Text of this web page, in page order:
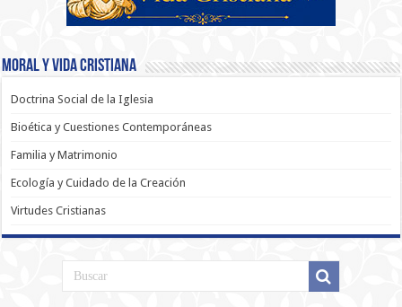
Moral y Vida Cristiana
Doctrina Social de la Iglesia
Bioética y Cuestiones Contemporáneas
Familia y Matrimonio
Ecología y Cuidado de la Creación
Virtudes Cristianas